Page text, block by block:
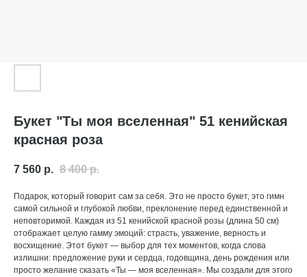
Букет "Ты моя вселенная" 51 кенийская
красная роза
7 560 р. 8 400 р.
Подарок, который говорит сам за себя. Это не просто букет, это гимн
самой сильной и глубокой любви, преклонение перед единственной и
неповторимой. Каждая из 51 кенийской красной розы (длина 50 см)
отображает целую гамму эмоций: страсть, уважение, верность и
восхищение. Этот букет — выбор для тех моментов, когда слова
излишни: предложение руки и сердца, годовщина, день рождения или
просто желание сказать «Ты — моя вселенная». Мы создали для этого